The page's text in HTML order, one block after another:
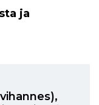
ja
,